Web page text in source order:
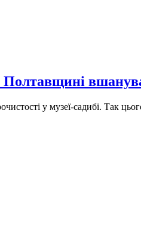
у музеї-садибі. Так